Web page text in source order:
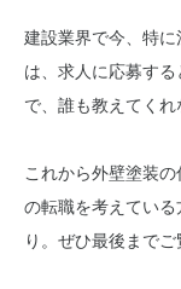
建設業界で今、特
は、求人に応募す
で、誰も教えてくれ
これから外壁塗装
の転職を考えてい
り。ぜひ最後までご